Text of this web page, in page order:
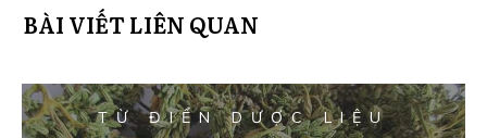
BÀI VIẾT LIÊN QUAN
TỪ ĐIỂN DƯỢC LIỆU